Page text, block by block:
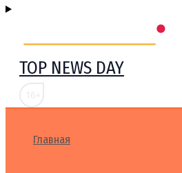
TOP NEWS DAY
Главная